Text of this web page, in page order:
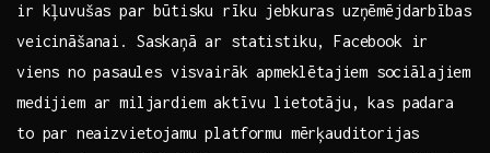
ir kļuvušas par​ būtisku‌ rīku jebkuras uzņēmējdarbības
veicināšanai. Saskaņā ar statistiku, Facebook ir⁣
viens ⁣no⁣ pasaules visvairāk apmeklētajiem ⁢sociālajiem
medijiem ar miljardiem aktīvu lietotāju, kas padara
to par⁢ neaizvietojamu platformu mērķauditorijas